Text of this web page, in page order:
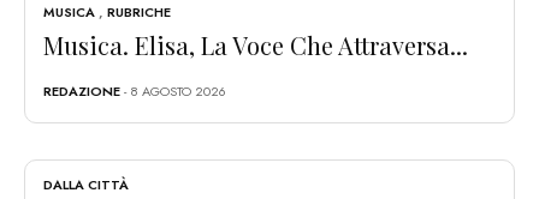
MUSICA , RUBRICHE
Musica. Elisa, La Voce Che Attraversa...
REDAZIONE- 8 AGOSTO 2026
DALLA CITTÀ